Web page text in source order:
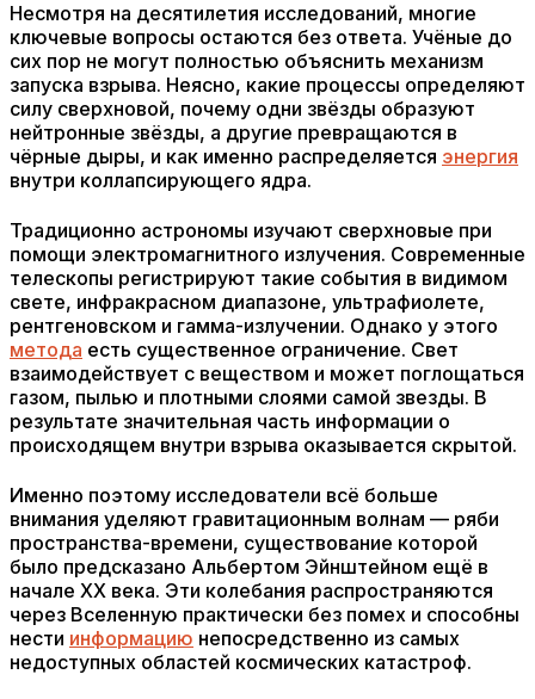
Несмотря на десятилетия исследований, многие
ключевые вопросы остаются без ответа. Учёные до
сих пор не могут полностью объяснить механизм
запуска взрыва. Неясно, какие процессы определяют
силу сверхновой, почему одни звёзды образуют
нейтронные звёзды, а другие превращаются в
чёрные дыры, и как именно распределяется энергия
внутри коллапсирующего ядра.
Традиционно астрономы изучают сверхновые при
помощи электромагнитного излучения. Современные
телескопы регистрируют такие события в видимом
свете, инфракрасном диапазоне, ультрафиолете,
рентгеновском и гамма-излучении. Однако у этого
метода есть существенное ограничение. Свет
взаимодействует с веществом и может поглощаться
газом, пылью и плотными слоями самой звезды. В
результате значительная часть информации о
происходящем внутри взрыва оказывается скрытой.
Именно поэтому исследователи всё больше
внимания уделяют гравитационным волнам — ряби
пространства-времени, существование которой
было предсказано Альбертом Эйнштейном ещё в
начале XX века. Эти колебания распространяются
через Вселенную практически без помех и способны
нести информацию непосредственно из самых
недоступных областей космических катастроф.